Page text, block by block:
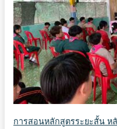
การสอนหลักสูตรระยะสั้น ห